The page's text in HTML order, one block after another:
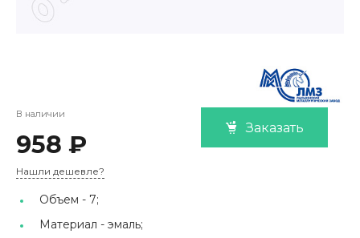
В наличии
958 ₽
Заказать
Нашли дешевле?
Объем - 7;
Материал - эмаль;